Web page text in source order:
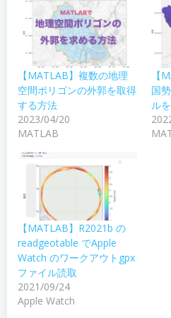
【MATLAB】複数の地理
空間ポリゴンの外郭を取得
する方法
2023/04/20
MATLAB
【
国
ル
【MATLAB】R2021b の
readgeotable でApple
Watch のワークアウトgpx
ファイル読取
2021/09/24
Apple Watch